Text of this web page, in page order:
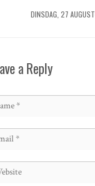
DINSDAG, 27
a Reply